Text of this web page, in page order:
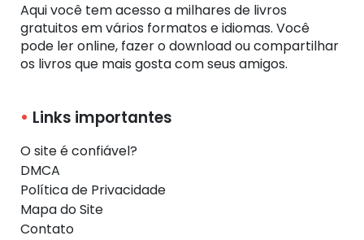
Aqui você tem acesso a milhares de livros
gratuitos em vários formatos e idiomas. Você
pode ler online, fazer o download ou compartilhar
os livros que mais gosta com seus amigos.
Links importantes
O site é confiável?
DMCA
Política de Privacidade
Mapa do Site
Contato